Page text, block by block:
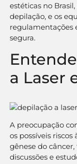
estéticas no
depilação, e os
regulamentações
segura.
a Laser
A preocupação
os possíveis
gênese do
discussões e